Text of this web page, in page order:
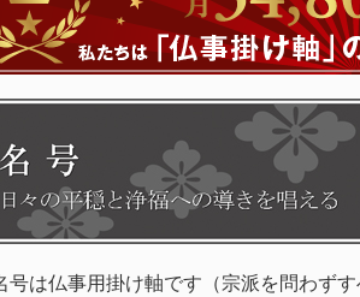
号は仏事用掛け軸です（宗派を問わず